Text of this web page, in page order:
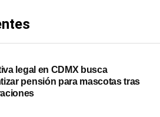
legal en CDMX busca
pensión para mascotas tras